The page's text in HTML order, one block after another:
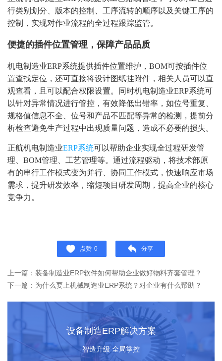
行类别划分、版本的控制、工序流转的顺序以及关键工序的
控制，实现对作业流程的全过程跟踪监管。
便捷的插件位置管理，保障产品品质
机电制造业ERP系统提供插件位置维护，BOM可按插件位
置查找定位，还可直接将设计图纸挂附件，相关人员可以直
观查看，且可以配合权限设置。同时机电制造业ERP系统可
以针对异常情况进行管控，有效降低出错率，如位号重复、
规格值信息不全、位号和产品不匹配等异常的检测，提前分
析检查避免生产过程中出现质量问题，造成不必要的损失。
正航机电制造业ERP系统可以帮助企业实现全过程研发管
理、BOM管理、工艺管理等。通过流程驱动，将技术部原
有的串行工作模式变为并行、协同工作模式，快速响应市场
需求，提升研发效率，缩短项目研发周期，提高企业的核心
竞争力。
点赞 0 分享
上一篇：装备制造业ERP软件如何帮助企业做好物料齐套管理？
下一篇：为什么要上机械制造业ERP系统？对企业有什么帮助？
设备制造ERP解决方案
智造升级 全局掌控